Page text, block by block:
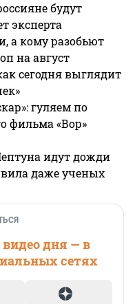
будут
эксперта
а кому разобьют
на август
сегодня выглядит
гуляем по
фильма «Вор»
идут дожди
даже ученых
дня — в
сетях